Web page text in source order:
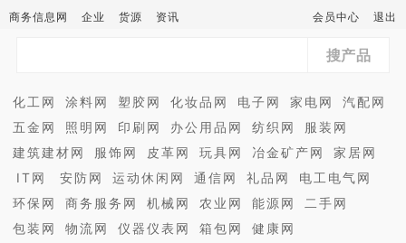
商务信息网 企业 货源 资讯 会员中心 退出
搜产品
化工网 涂料网 塑胶网 化妆品网 电子网 家电网
汽配网
五金网
照明网 印刷网 办公用品网 纺织网
服装网
建筑建材网
服饰网 皮革网 玩具网 冶金矿产网
家居网
IT网
安防网 运动休闲网 通信网 礼品网
电工电气网
环保网
商务服务网 机械网 农业网 能源网
二手网
包装网
物流网 仪器仪表网 箱包网 健康网